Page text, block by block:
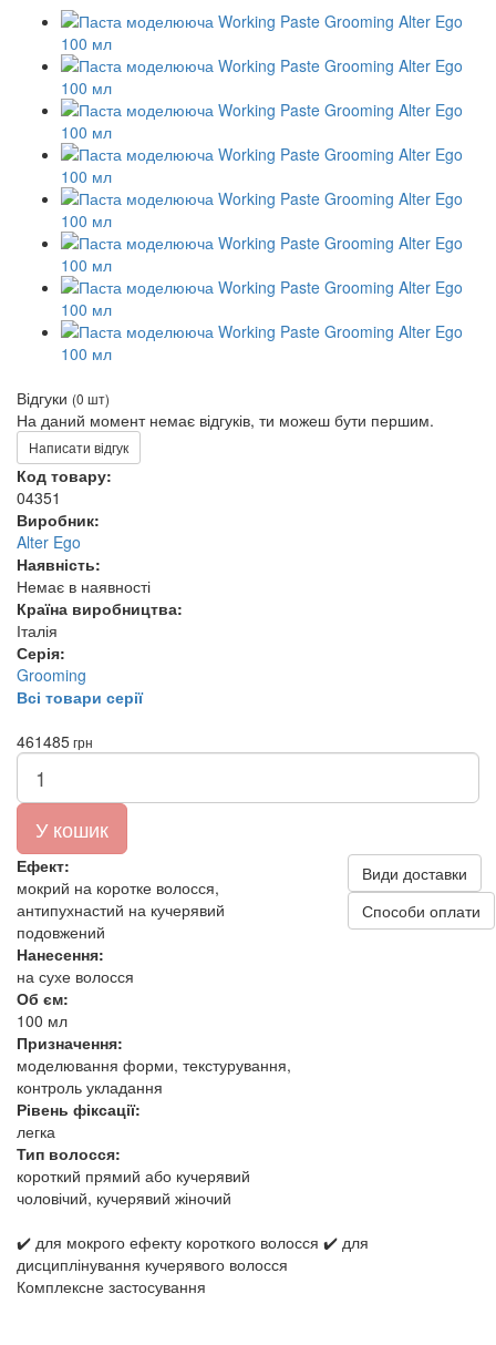
Відгуки (0 шт)
На даний момент немає відгуків, ти можеш бути першим.
Написати відгук
Код товару:
04351
Виробник:
Alter Ego
Наявність:
Немає в наявності
Країна виробництва:
Італія
Серія:
Grooming
Всі товари серії
461485грн
У кошик
Ефект:
мокрий на коротке волосся,
антипухнастий на кучерявий
подовжений
Нанесення:
на сухе волосся
Об єм:
100 мл
Призначення:
моделювання форми, текстурування,
контроль укладання
Рівень фіксації:
легка
Тип волосся:
короткий прямий або кучерявий
чоловічий, кучерявий жіночий
Види доставки
Способи оплати
✔️ для мокрого ефекту короткого волосся ✔️ для
дисциплінування кучерявого волосся
Комплексне застосування